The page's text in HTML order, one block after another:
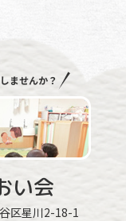
い会
区星川2-18-1
ませんか？